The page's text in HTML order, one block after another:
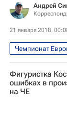
Андрей
21 января 2018,
Фигурное
Чемпионат
Алина Загитова
Фигуристка
ошибках в
на ЧЕ